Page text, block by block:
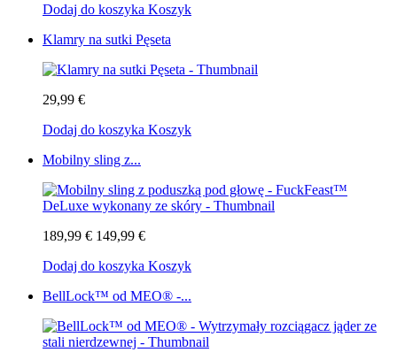
Dodaj do koszyka Koszyk
Klamry na sutki Pęseta
29,99 €
Dodaj do koszyka Koszyk
Mobilny sling z...
189,99 € 149,99 €
Dodaj do koszyka Koszyk
BellLock™ od MEO® -...